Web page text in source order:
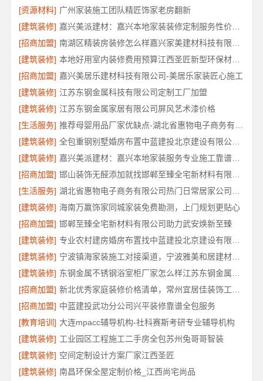
[资源材料] 广州家装施工团队精匠饰家老房翻新
[建筑装修]
嘉兴美派建材：嘉兴本地家装装修定制服务性价比高
[招商加盟]
[建筑装修]
本地好用室内装修费用预算江西圣匠新型环保材料有限公司
[招商加盟] 嘉兴美居乐建材科技有限公司-美居乐家装匠心施工
[建筑装修] 江苏东钢金属科技有限公司定制工厂加盟
[建筑装修] 江苏东钢金属家居有限公司屏风艺术漆价格
[生活服务]
[建筑装修]
全包重钢别墅婚房布置中蓝建投北京建设有限公司四川
[建筑装修]
嘉兴美派建材：嘉兴本地家装服务专业施工靠谱商家
[招商加盟]
[生活服务]
[建筑装修] 海南万赢饰家同城家装免费勘测，上门规划更贴心
[招商加盟] 邯郸至臻全宅新材料有限公司助力武安焕新至臻
[建筑装修]
[建筑装修]
宁波镇海家装施工对接渠道，宁波雅美和居建材科技有限公司
[建筑装修]
[招商加盟]
[招商加盟] 中蓝建投武功分公司兴平装修靠谱全包服务
[教育培训] 大连mpacc辅导机构-社科赛斯考研专业辅导机构
[建筑装修] 工业园区工程施工二手房全包苏州兔哥哥智装
[建筑装修] 空间定制设计方案厂家江西圣匠
[建筑装修] 南昌环保全屋定制价格_江西尚宅尚品